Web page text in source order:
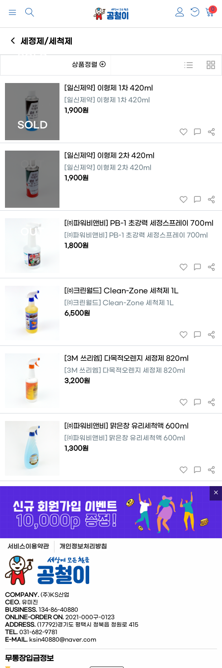
0
세정제/세척제
상품정렬
SOLD
OUT
[일신제약] 이형제 1차 420ml
[일신제약] 이형제 1차 420ml
1,900원
SOLD
OUT
[일신제약] 이형제 2차 420ml
[일신제약] 이형제 2차 420ml
1,900원
[㈜파워비앤비] PB-1 초강력 세정스프레이 700ml
[㈜파워비앤비] PB-1 초강력 세정스프레이 700ml
1,800원
[㈜크린월드] Clean-Zone 세척제 1L
[㈜크린월드] Clean-Zone 세척제 1L
6,500원
[3M 쓰리엠] 다목적오렌지 세정제 820ml
[3M 쓰리엠] 다목적오렌지 세정제 820ml
3,200원
[㈜파워비앤비] 맑은창 유리세척액 600ml
[㈜파워비앤비] 맑은창 유리세척액 600ml
1,300원
서비스이용약관 개인정보처리방침
COMPANY. (주)KS산업
CEO. 유미진
BUSINESS. 134-86-40880
ONLINE-ORDER ON. 2021-000구-0123
ADDRESS. (17792)경기도 평택시 청북읍 청원로 415
TEL. 031-682-9781
E-MAIL. ksin40880@naver.com
무통장입금정보